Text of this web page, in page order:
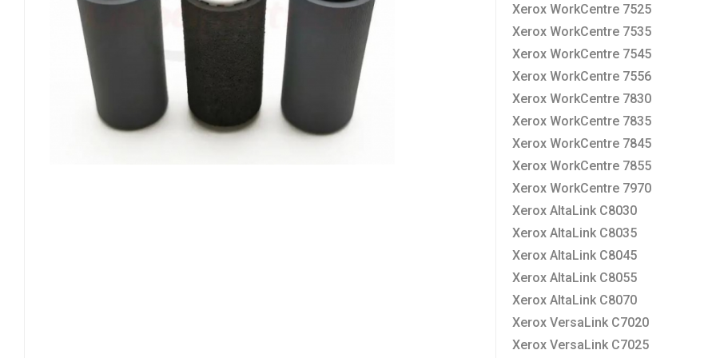
Xerox WorkCentre 7525
Xerox WorkCentre 7535
Xerox WorkCentre 7545
Xerox WorkCentre 7556
Xerox WorkCentre 7830
Xerox WorkCentre 7835
Xerox WorkCentre 7845
Xerox WorkCentre 7855
Xerox WorkCentre 7970
Xerox AltaLink C8030
Xerox AltaLink C8035
Xerox AltaLink C8045
Xerox AltaLink C8055
Xerox AltaLink C8070
Xerox VersaLink C7020
Xerox VersaLink C7025